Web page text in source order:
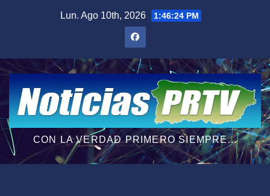
Lun. Ago 10th, 2026 1:46:25 PM
CON LA VERDAD PRIMERO SIEMPRE...